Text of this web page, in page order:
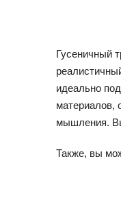
Аксессуары
Детские
Детская
Товары для
Новогодние
Детская
Детская
Гусеничный
идеально
материалов,
мышления.
Также, вы